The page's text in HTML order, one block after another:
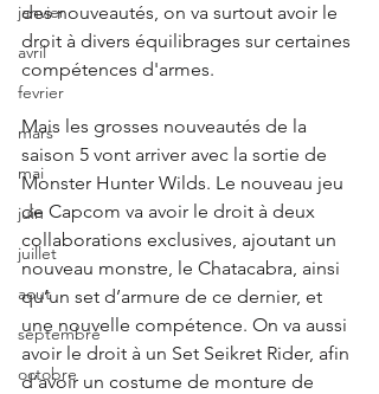
janvier
avril
fevrier
mars
mai
juin
juillet
aout
septembre
octobre
des nouveautés, on va surtout avoir le
droit à divers équilibrages sur certaines
compétences d'armes.
Mais les grosses nouveautés de la
saison 5 vont arriver avec la sortie de
Monster Hunter Wilds. Le nouveau jeu
de Capcom va avoir le droit à deux
collaborations exclusives, ajoutant un
nouveau monstre, le Chatacabra, ainsi
qu’un set d’armure de ce dernier, et
une nouvelle compétence. On va aussi
avoir le droit à un Set Seikret Rider, afin
d’avoir un costume de monture de